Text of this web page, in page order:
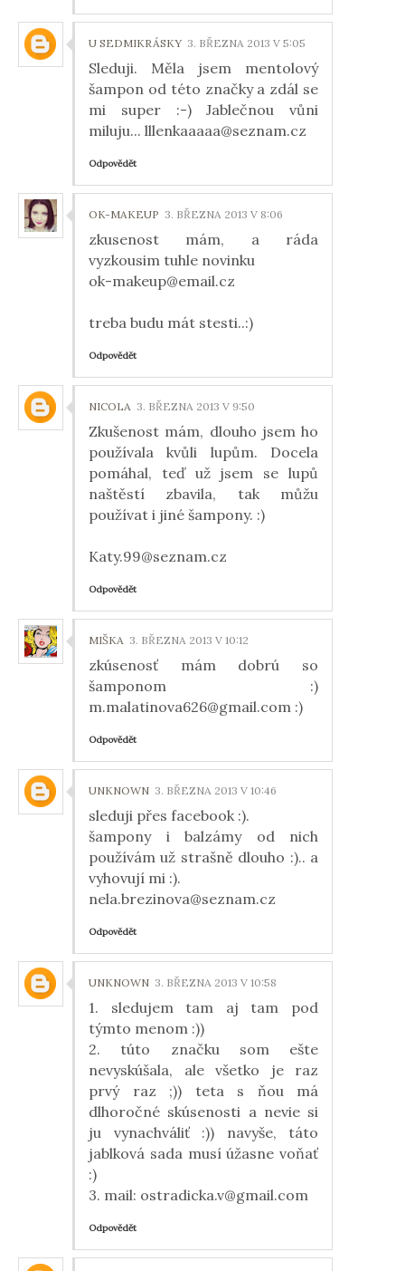
U SEDMIKRÁSKY 3. BŘEZNA 2013 V 5:05
Sleduji. Měla jsem mentolový
šampon od této značky a zdál se
mi super :-) Jablečnou vůni
miluju... lllenkaaaaa@seznam.cz
Odpovědět
OK-MAKEUP 3. BŘEZNA 2013 V 8:06
zkusenost mám, a ráda
vyzkousim tuhle novinku
ok-makeup@email.cz
treba budu mát stesti..:)
Odpovědět
NICOLA 3. BŘEZNA 2013 V 9:50
Zkušenost mám, dlouho jsem ho
používala kvůli lupům. Docela
pomáhal, teď už jsem se lupů
naštěstí zbavila, tak můžu
používat i jiné šampony. :)
Katy.99@seznam.cz
Odpovědět
MIŠKA 3. BŘEZNA 2013 V 10:12
zkúsenosť mám dobrú so
šamponom :)
m.malatinova626@gmail.com :)
Odpovědět
UNKNOWN 3. BŘEZNA 2013 V 10:46
sleduji přes facebook :).
šampony i balzámy od nich
používám už strašně dlouho :).. a
vyhovují mi :).
nela.brezinova@seznam.cz
Odpovědět
UNKNOWN 3. BŘEZNA 2013 V 10:58
1. sledujem tam aj tam pod
týmto menom :))
2. túto značku som ešte
nevyskúšala, ale všetko je raz
prvý raz ;)) teta s ňou má
dlhoročné skúsenosti a nevie si
ju vynachváliť :)) navyše, táto
jablková sada musí úžasne voňať
:)
3. mail: ostradicka.v@gmail.com
Odpovědět